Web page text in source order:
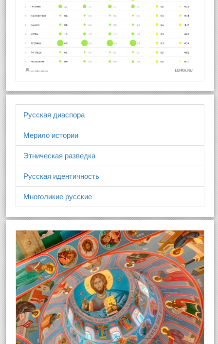
Русская диаспора
Мерило истории
Этническая разведка
Русская идентичность
Многоликие русские